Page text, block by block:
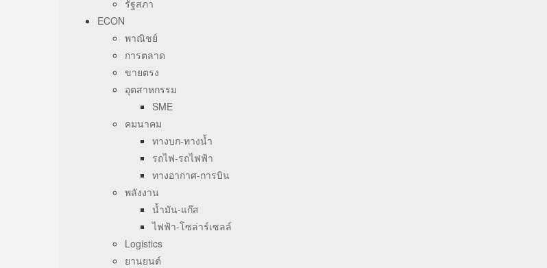
รัฐสภา
ECON
พาณิชย์
การตลาด
ขายตรง
อุตสาหกรรม
SME
คมนาคม
ทางบก-ทางน้ำ
รถไฟ-รถไฟฟ้า
ทางอากาศ-การบิน
พลังงาน
น้ำมัน-แก๊ส
ไฟฟ้า-โซล่าร์เซลล์
Logistics
ยานยนต์